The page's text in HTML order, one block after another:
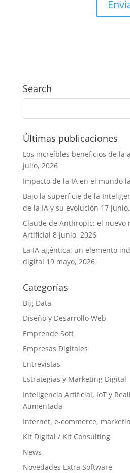
Search
Últimas publicaciones
Los increíbles beneficios de la
julio, 2026
Impacto de la IA en el mundo
Bajo la superficie de la
de la IA y su evolución 17
Claude de Anthropic: el nuevo
Artificial 8 junio, 2026
La IA agéntica: un elemento
digital 19 mayo, 2026
Categorías
Big Data
Diseño y Desarrollo Web
Emprende Soft
Empresas Digitales
Entrevistas
Estrategias y Marketing Digital
Inteligencia Artificial, IoT y
Aumentada
Internet, e-commerce,
Kit Digital / Kit Consulting
News
Novedades Extra Software